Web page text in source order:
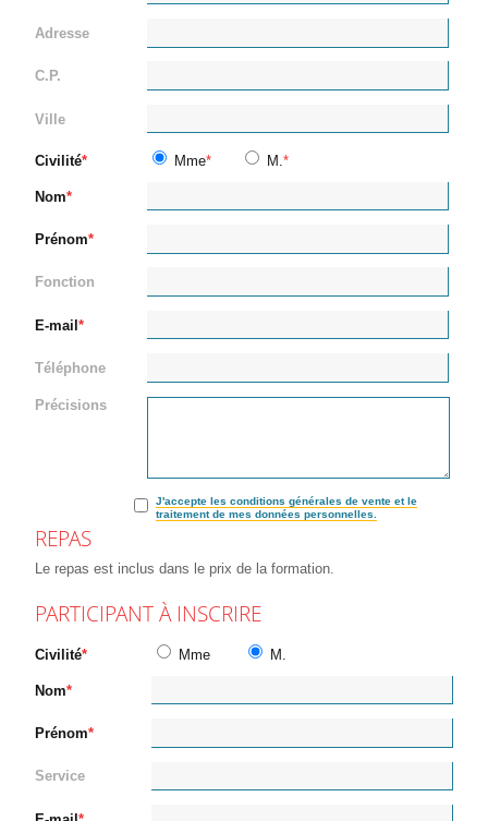
Adresse
C.P.
Ville
Civilité Mme M.
Nom
Prénom
Fonction
E-mail
Téléphone
Précisions
J'accepte les conditions générales de vente et le
traitement de mes données personnelles.
REPAS
Le repas est inclus dans le prix de la formation.
PARTICIPANT À INSCRIRE
Civilité Mme M.
Nom
Prénom
Service